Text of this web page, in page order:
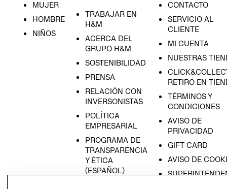
MUJER
HOMBRE
NIÑOS
TRABAJAR EN
H&M
ACERCA DEL
GRUPO H&M
SOSTENIBILIDAD
PRENSA
RELACIÓN CON
INVERSONISTAS
POLÍTICA
EMPRESARIAL
PROGRAMA DE
TRANSPARENCIA
Y ÉTICA
(ESPAÑOL)
CONTACTO
SERVICIO AL
CLIENTE
MI CUENTA
NUESTRAS
RETIRO EN
TÉRMINOS Y
CONDICIONES
AVISO DE
PRIVACIDAD
GIFT CARD
AVISO DE